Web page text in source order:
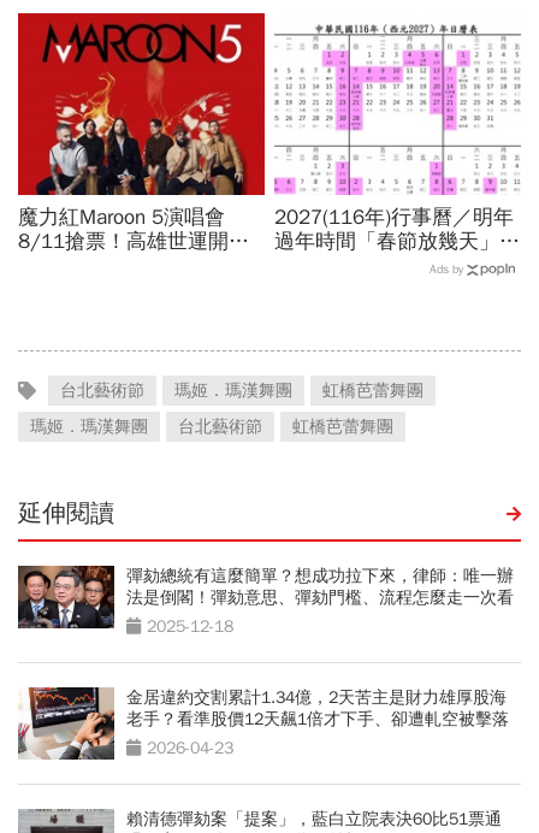
解：6大自保原則快看
為何不放颱風假？蔣萬安發
聲
魔力紅Maroon 5演唱會
8/11搶票！高雄世運開唱
2027(116年)行事曆／明年
過年時間「春節放幾天」、
寒假時間暑假日期？連假3
Ads by
台北藝術節 瑪姬．瑪漢舞團
虹橋芭蕾舞團
瑪姬．瑪漢舞團
台北藝術節 虹橋芭蕾舞團
延伸閱讀
彈劾總統有這麼簡單？想成功拉下來，律師：唯一辦
法是倒閣！彈劾意思、彈劾門檻、流程怎麼走一次看
2025-12-18
金居違約交割累計1.34億，2天苦主是財力雄厚股海
老手？看準股價12天飆1倍才下手、卻遭軋空被擊落
2026-04-23
賴清德彈劾案「提案」，藍白立院表決60比51票通